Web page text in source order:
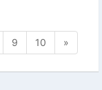
9 10 »